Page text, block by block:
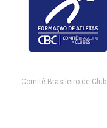
Comitê Brasileiro de